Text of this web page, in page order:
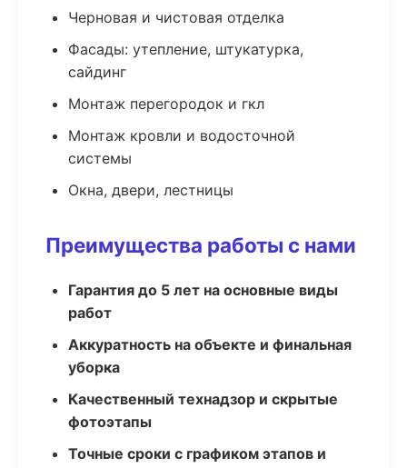
Черновая и чистовая отделка
Фасады: утепление, штукатурка,
сайдинг
Монтаж перегородок и гкл
Монтаж кровли и водосточной
системы
Окна, двери, лестницы
Преимущества работы с нами
Гарантия до 5 лет на основные виды
работ
Аккуратность на объекте и финальная
уборка
Качественный технадзор и скрытые
фотоэтапы
Точные сроки с графиком этапов и